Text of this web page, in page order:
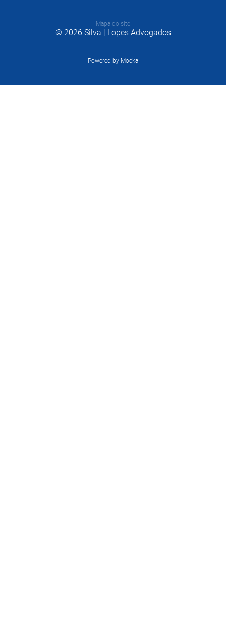
Mapa do site
© 2026 Silva | Lopes Advogados
Powered by Mocka